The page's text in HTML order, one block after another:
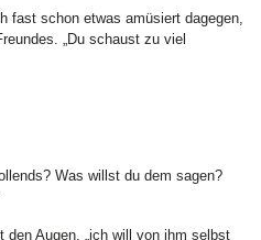
fast schon etwas amüsiert dagegen,
„Du schaust zu viel
Was willst du dem sagen?
den Augen, „ich will von ihm selbst